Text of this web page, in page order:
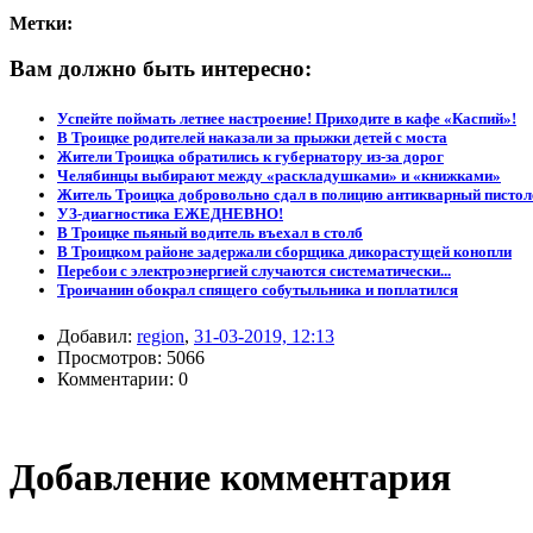
Метки:
Вам должно быть интересно:
Успейте поймать летнее настроение! Приходите в кафе «Каспий»!
В Троицке родителей наказали за прыжки детей с моста
Жители Троицка обратились к губернатору из-за дорог
Челябинцы выбирают между «раскладушками» и «книжками»
Житель Троицка добровольно сдал в полицию антикварный
УЗ-диагностика ЕЖЕДНЕВНО!
В Троицке пьяный водитель въехал в столб
В Троицком районе задержали сборщика дикорастущей конопли
Перебои с электроэнергией случаются систематически...
Троичанин обокрал спящего собутыльника и поплатился
Добавил: region, 31-03-2019, 12:13
Просмотров: 5066
Комментарии: 0
Добавление комментария